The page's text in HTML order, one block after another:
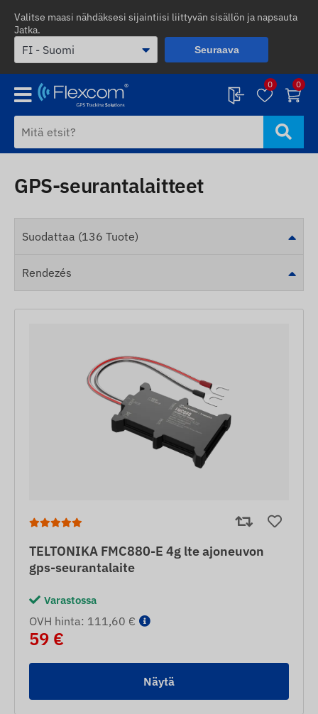
Valitse maasi nähdäksesi sijaintiisi liittyvän sisällön ja napsauta
Jatka.
Seuraava
0 0
GPS-seurantalaitteet
Suodattaa (136 Tuote)
Rendezés
TELTONIKA FMC880-E 4g lte ajoneuvon
gps-seurantalaite
Varastossa
OVH hinta: 111,60 €
59 €
Näytä